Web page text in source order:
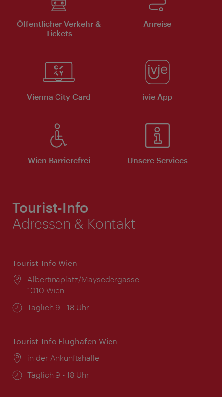
Öffentlicher Verkehr &
Tickets
Anreise
Vienna City Card ivie App
Wien Barrierefrei Unsere Services
Tourist-Info
Adressen & Kontakt
Tourist-Info Wien
Ort:
Albertinaplatz/Maysedergasse
1010 Wien
Öffnungszeiten:
Täglich 9 - 18 Uhr
Tourist-Info Flughafen Wien
Ort:
in der Ankunftshalle
Öffnungszeiten:
Täglich 9 - 18 Uhr